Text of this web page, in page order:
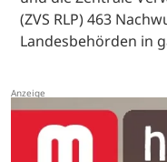
(ZVS RLP) 463
Landesbehörden in